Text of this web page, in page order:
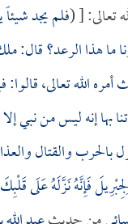
تعالى: [ (فلم يجد شيئاً
ما هذا الرعد؟ قال:
الله تعالى،
بها إنه ليس من نبي
والقتال
فَإِنَّهُ نَزَّلَهُ عَلَى قَلْبِكَ